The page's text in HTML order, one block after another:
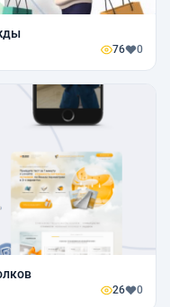
76 0
26 0